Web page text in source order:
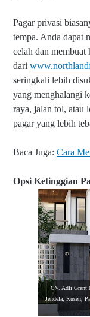
Pagar privasi
tempa. Anda dapat
celah dan
dari
seringkali lebih
yang menghalangi
raya, jalan tol, atau
pagar yang lebih
Baca Juga: Cara
Opsi Ketinggian
CV. Adli Grant
Jendela, Kusen,